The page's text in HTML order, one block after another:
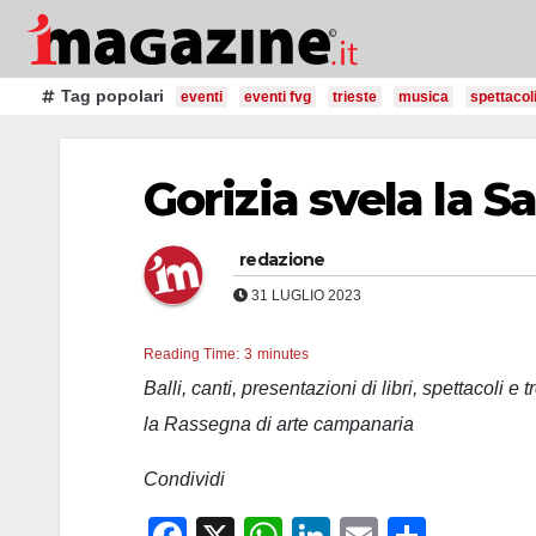
Salta
contenutoTag popolari eventi eventi fvg trieste musica spettacoli
Gorizia svela la
redazione
31 LUGLIO 2023
Reading Time: 3 minutes
Balli, canti, presentazioni di libri, spettacoli e
la Rassegna di arte campanaria
Condividi